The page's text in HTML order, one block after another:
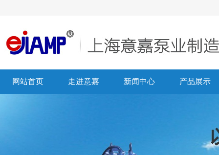
网站首页 走进意嘉 新闻中心 产品展示